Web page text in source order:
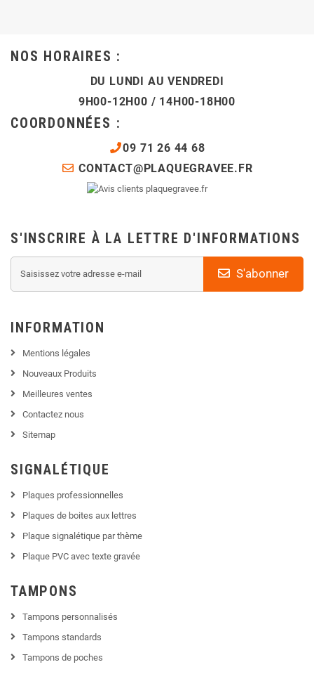
NOS HORAIRES :
DU LUNDI AU VENDREDI
9H00-12H00 / 14H00-18H00
COORDONNÉES :
09 71 26 44 68
CONTACT@PLAQUEGRAVEE.FR
S'INSCRIRE À LA LETTRE D'INFORMATIONS
S'abonner
INFORMATION
Mentions légales
Nouveaux Produits
Meilleures ventes
Contactez nous
Sitemap
SIGNALÉTIQUE
Plaques professionnelles
Plaques de boites aux lettres
Plaque signalétique par thème
Plaque PVC avec texte gravée
TAMPONS
Tampons personnalisés
Tampons standards
Tampons de poches